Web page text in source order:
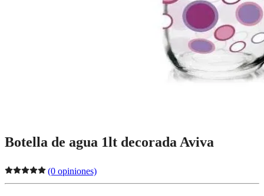
Botella de agua 1lt decorada Aviva
(0 opiniones)